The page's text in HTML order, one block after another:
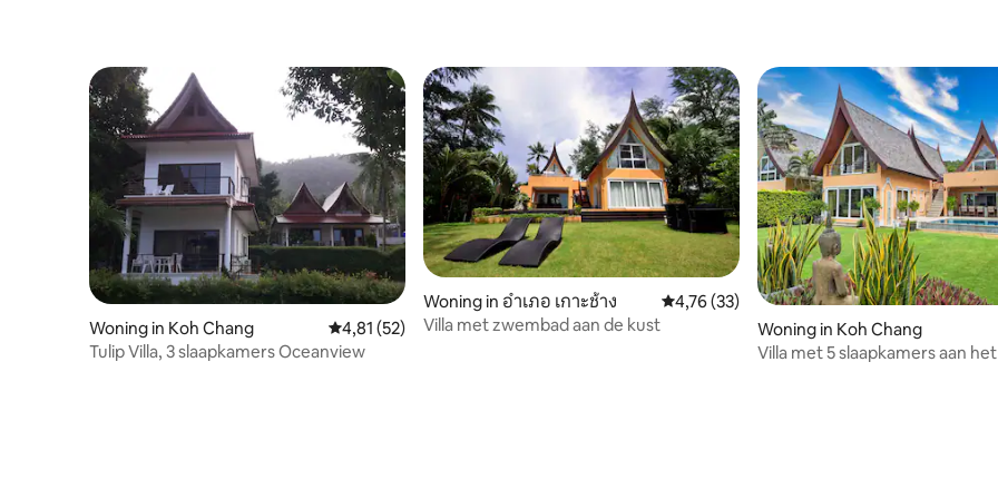
Woning in Koh Chang Gemiddelde beoordeling van 4,81 op 5, 52 recensies
4,81 (52)
Tulip Villa, 3 slaapkamers Oceanview
Woning in อำเภอ เกาะช้าง Gemiddelde beoordeling van 4,76 op 5, 33
4,76 (33)
Villa met zwembad aan de kust
Woning in Koh Chang
Villa met 5 slaapkamers aan